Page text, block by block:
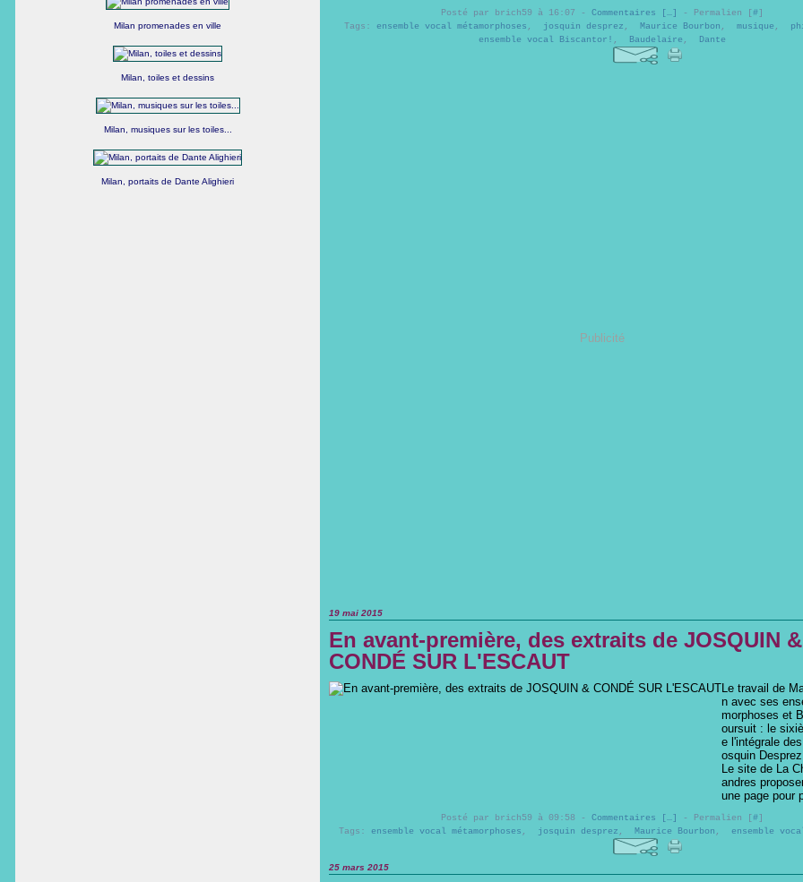
Milan promenades en ville
Milan, toiles et dessins
Milan, musiques sur les toiles...
Milan, portaits de Dante Alighieri
Posté par brich59 à 16:07 - Commentaires […] - Permalien [#]
Tags: ensemble vocal métamorphoses , josquin desprez , Maurice Bourbon , musique ,
ensemble vocal Biscantor! , Baudelaire , Dante
Publicité
19 mai 2015
En avant-première, des extraits de JOSQUIN &
CONDÉ SUR L'ESCAUT
Le travail de
n avec ses
morphoses et
oursuit : le
e l'intégrale
osquin
Le site de La
andres
une page pour
Posté par brich59 à 09:58 - Commentaires […] - Permalien [#]
Tags: ensemble vocal métamorphoses , josquin desprez , Maurice Bourbon , ensemble
25 mars 2015